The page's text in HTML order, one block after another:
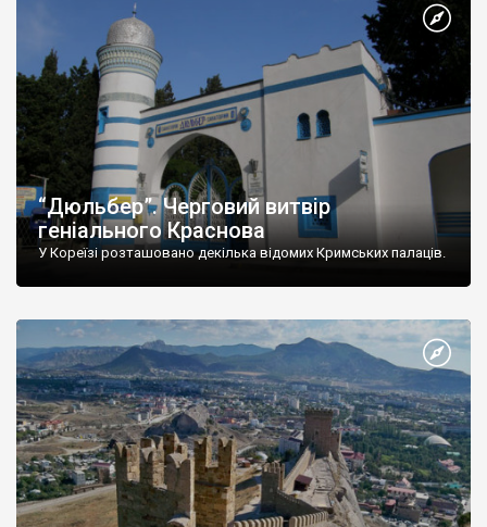
“Дюльбер”. Черговий витвір
геніального Краснова
У Кореїзі розташовано декілька відомих Кримських палаців.